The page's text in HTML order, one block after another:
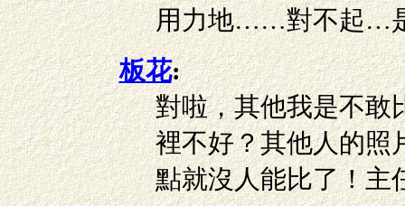
用力地……對不起…
板花:
對啦，其他我是不敢
裡不好？其他人的照
點就沒人能比了！